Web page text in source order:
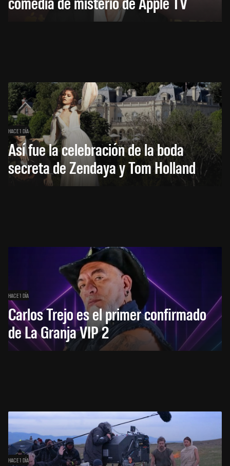
HACE 1 DÍA
Así fue la celebración de la boda
secreta de Zendaya y Tom Holland
HACE 1 DÍA
Carlos Trejo es el primer confirmado
de La Granja VIP 2
HACE 1 DÍA